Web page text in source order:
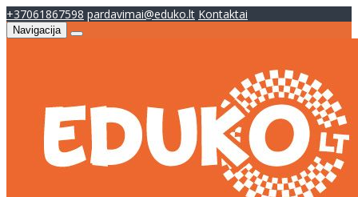
+37061867598 pardavimai@eduko.lt Kontaktai
Navigacija